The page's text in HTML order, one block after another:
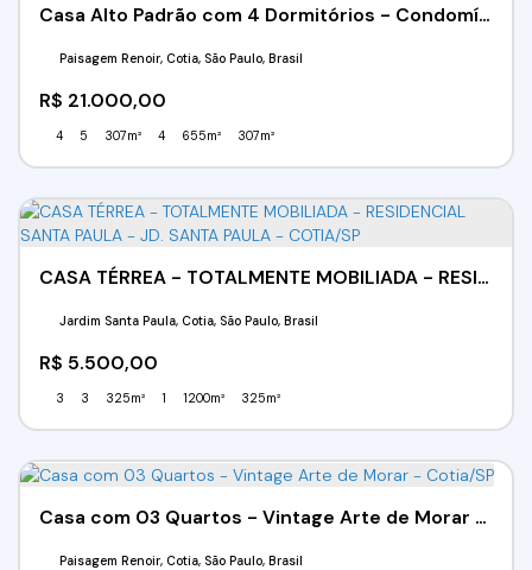
Casa Alto Padrão com 4 Dormitórios - Condomínio Residencial Vintage Arte de Morar - Paisagem Renoir - Granja Viana - Cotia/SP
R$ 21.000,00
Paisagem Renoir, Cotia, São Paulo, Brasil
4 5 307m² 4 655m² 307m²
CASA TÉRREA - TOTALMENTE MOBILIADA - RESIDENCIAL SANTA PAULA - JD. SANTA PAULA - COTIA/SP
R$ 5.500,00
Jardim Santa Paula, Cotia, São Paulo, Brasil
3 3 325m² 1 1200m² 325m²
Casa com 03 Quartos - Vintage Arte de Morar - Cotia/SP
Paisagem Renoir, Cotia, São Paulo, Brasil